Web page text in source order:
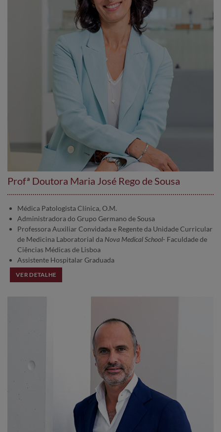
Profª Doutora Maria José Rego de Sousa
Médica Patologista Clínica, O.M.
Administradora do Grupo Germano de Sousa
Professora Auxiliar Convidada e Regente da Unidade Curricular
de Medicina Laboratorial da Nova Medical School- Faculdade de
Ciências Médicas de Lisboa
Assistente Hospitalar Graduada
VER DETALHE